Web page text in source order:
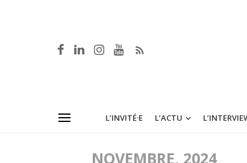
L’INVITÉ·E L’ACTU
NOVEMBRE, 2024